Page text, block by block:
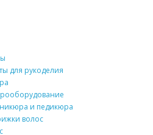
для рукоделия
и педикюра
волос